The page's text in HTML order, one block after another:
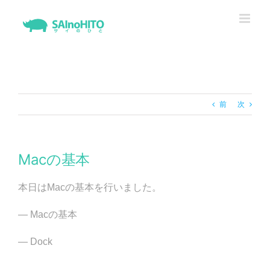
前 次
Macの基本
本日はMacの基本を行いました。
— Macの基本
— Dock